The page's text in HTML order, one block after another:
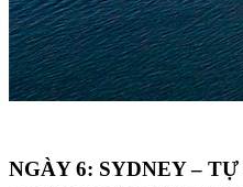
NGÀY 6: SYDNEY –